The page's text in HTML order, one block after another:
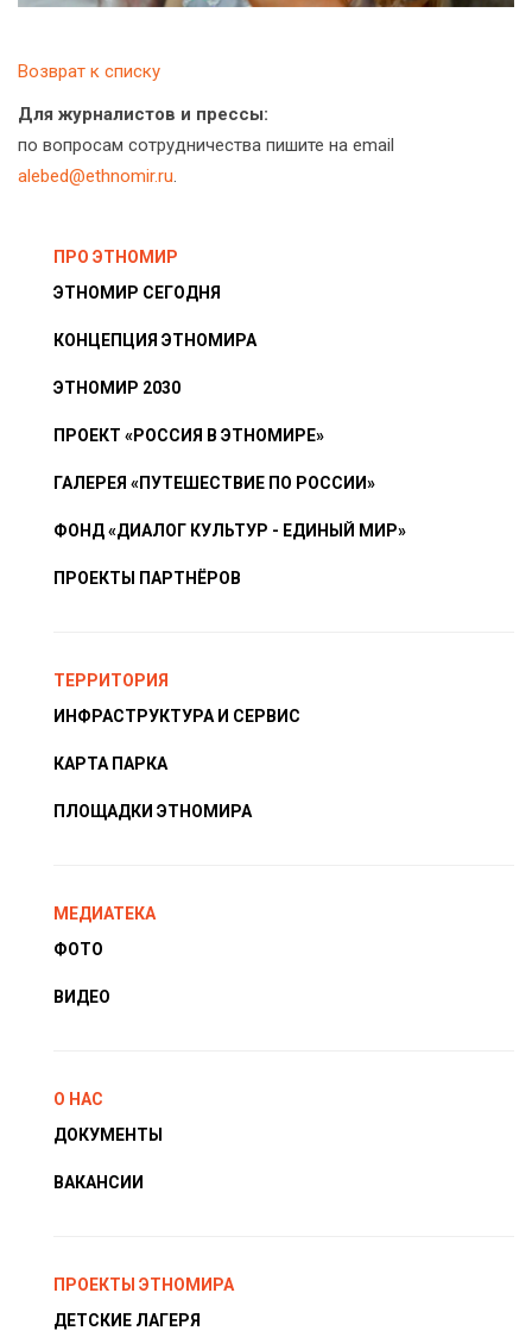
Возврат к списку
Для журналистов и прессы:
по вопросам сотрудничества пишите на email
alebed@ethnomir.ru
ПРО ЭТНОМИР
ЭТНОМИР СЕГОДНЯ
КОНЦЕПЦИЯ ЭТНОМИРА
ЭТНОМИР 2030
ПРОЕКТ «РОССИЯ В ЭТНОМИРЕ»
ГАЛЕРЕЯ «ПУТЕШЕСТВИЕ ПО РОССИИ»
ФОНД «ДИАЛОГ КУЛЬТУР - ЕДИНЫЙ МИР»
ПРОЕКТЫ ПАРТНЁРОВ
ТЕРРИТОРИЯ
ИНФРАСТРУКТУРА И СЕРВИС
КАРТА ПАРКА
ПЛОЩАДКИ ЭТНОМИРА
МЕДИАТЕКА
ФОТО
ВИДЕО
О НАС
ДОКУМЕНТЫ
ВАКАНСИИ
ПРОЕКТЫ ЭТНОМИРА
ДЕТСКИЕ ЛАГЕРЯ